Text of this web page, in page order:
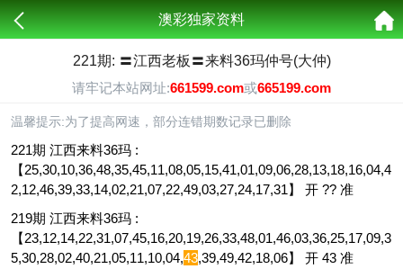
澳彩独家资料
221期: 〓江西老板〓来料36玛仲号(大仲)
请牢记本站网址:661599.com或665199.com
温馨提示:为了提高网速，部分连错期数记录已删除
221期 江西来料36玛 :
【25,30,10,36,48,35,45,11,08,05,15,41,01,09,06,28,13,18,16,04,4
2,12,46,39,33,14,02,21,07,22,49,03,27,24,17,31】 开 ?? 准
219期 江西来料36玛 :
【23,12,14,22,31,07,45,16,20,19,26,33,48,01,46,03,36,25,17,09,3
5,30,28,02,40,21,05,11,10,04,43,39,49,42,18,06】 开 43 准